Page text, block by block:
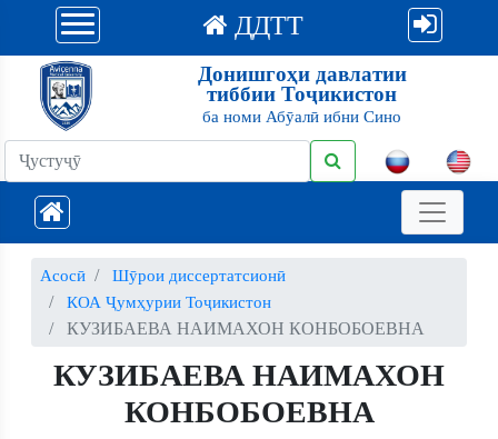
ДДТТ
Донишгоҳи давлатии
тиббии Тоҷикистон
ба номи Абӯалӣ ибни Сино
Асосӣ
Шӯрои диссертатсионӣ
КОА Ҷумҳурии Тоҷикистон
КУЗИБАЕВА НАИМАХОН КОНБОБОЕВНА
КУЗИБАЕВА НАИМАХОН
КОНБОБОЕВНА